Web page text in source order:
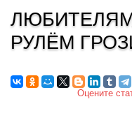
РУЛЁМ
Оцените